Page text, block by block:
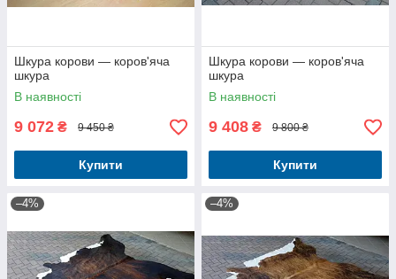
Шкура корови — коров'яча
шкура
В наявності
9 072 ₴ 9 450 ₴
Купити
Шкура корови — коров'яча
шкура
В наявності
9 408 ₴ 9 800 ₴
Купити
–4% –4%